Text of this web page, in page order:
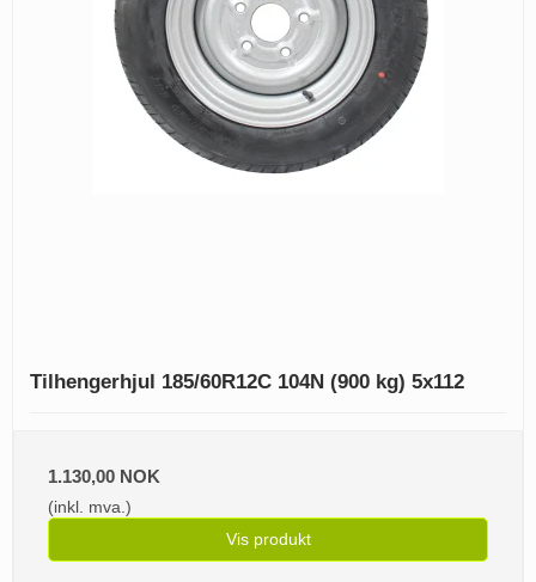
Tilhengerhjul 185/60R12C 104N (900 kg) 5x112
1.130,00 NOK
(inkl. mva.)
Vis produkt